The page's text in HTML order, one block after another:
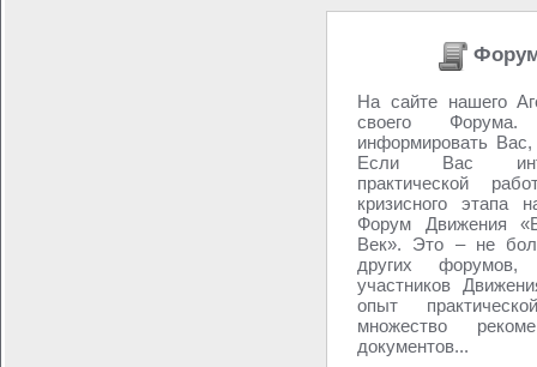
На сайте нашего
своего
информировать
Если Вас
практической
кризисного этапа
Форум Движения
Век». Это – не
других
участников
опыт
множество
документов...